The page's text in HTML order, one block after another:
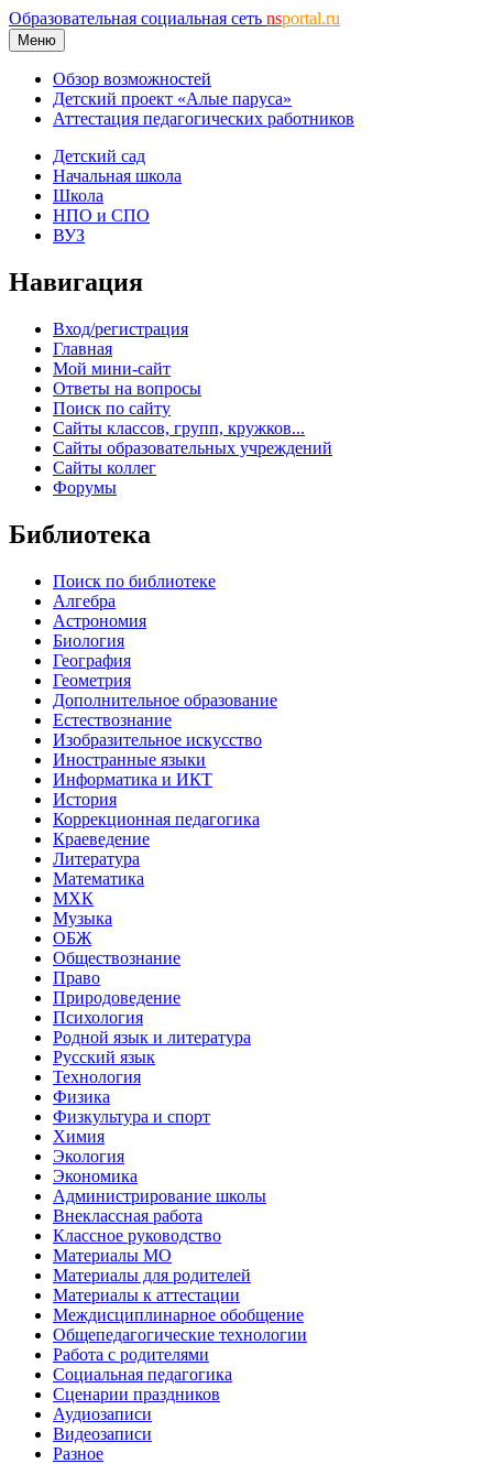
Образовательная социальная сеть nsportal.ru
Меню
Обзор возможностей
Детский проект «Алые паруса»
Аттестация педагогических работников
Детский сад
Начальная школа
Школа
НПО и СПО
ВУЗ
Навигация
Вход/регистрация
Главная
Мой мини-сайт
Ответы на вопросы
Поиск по сайту
Сайты классов, групп, кружков...
Сайты образовательных учреждений
Сайты коллег
Форумы
Библиотека
Поиск по библиотеке
Алгебра
Астрономия
Биология
География
Геометрия
Дополнительное образование
Естествознание
Изобразительное искусство
Иностранные языки
Информатика и ИКТ
История
Коррекционная педагогика
Краеведение
Литература
Математика
МХК
Музыка
ОБЖ
Обществознание
Право
Природоведение
Психология
Родной язык и литература
Русский язык
Технология
Физика
Физкультура и спорт
Химия
Экология
Экономика
Администрирование школы
Внеклассная работа
Классное руководство
Материалы МО
Материалы для родителей
Материалы к аттестации
Междисциплинарное обобщение
Общепедагогические технологии
Работа с родителями
Социальная педагогика
Сценарии праздников
Аудиозаписи
Видеозаписи
Разное